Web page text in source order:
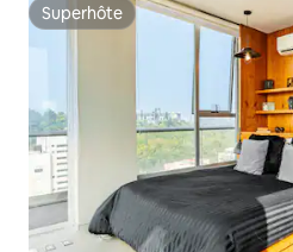
Superhôte
Superhôte